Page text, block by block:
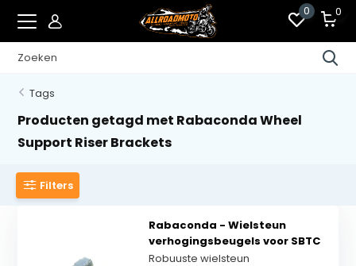
0 0
Tags
Producten getagd met Rabaconda Wheel
Support Riser Brackets
Filters
Rabaconda - Wielsteun
verhogingsbeugels voor SBTC
Robuuste wielsteun